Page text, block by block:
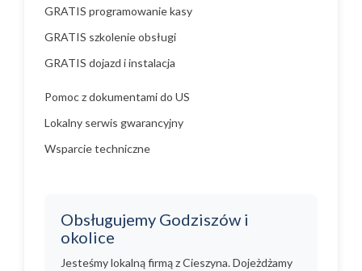
GRATIS programowanie kasy
GRATIS szkolenie obsługi
GRATIS dojazd i instalacja
Pomoc z dokumentami do US
Lokalny serwis gwarancyjny
Wsparcie techniczne
Obsługujemy Godziszów i
okolice
Jesteśmy lokalną firmą z Cieszyna. Dojeżdżamy